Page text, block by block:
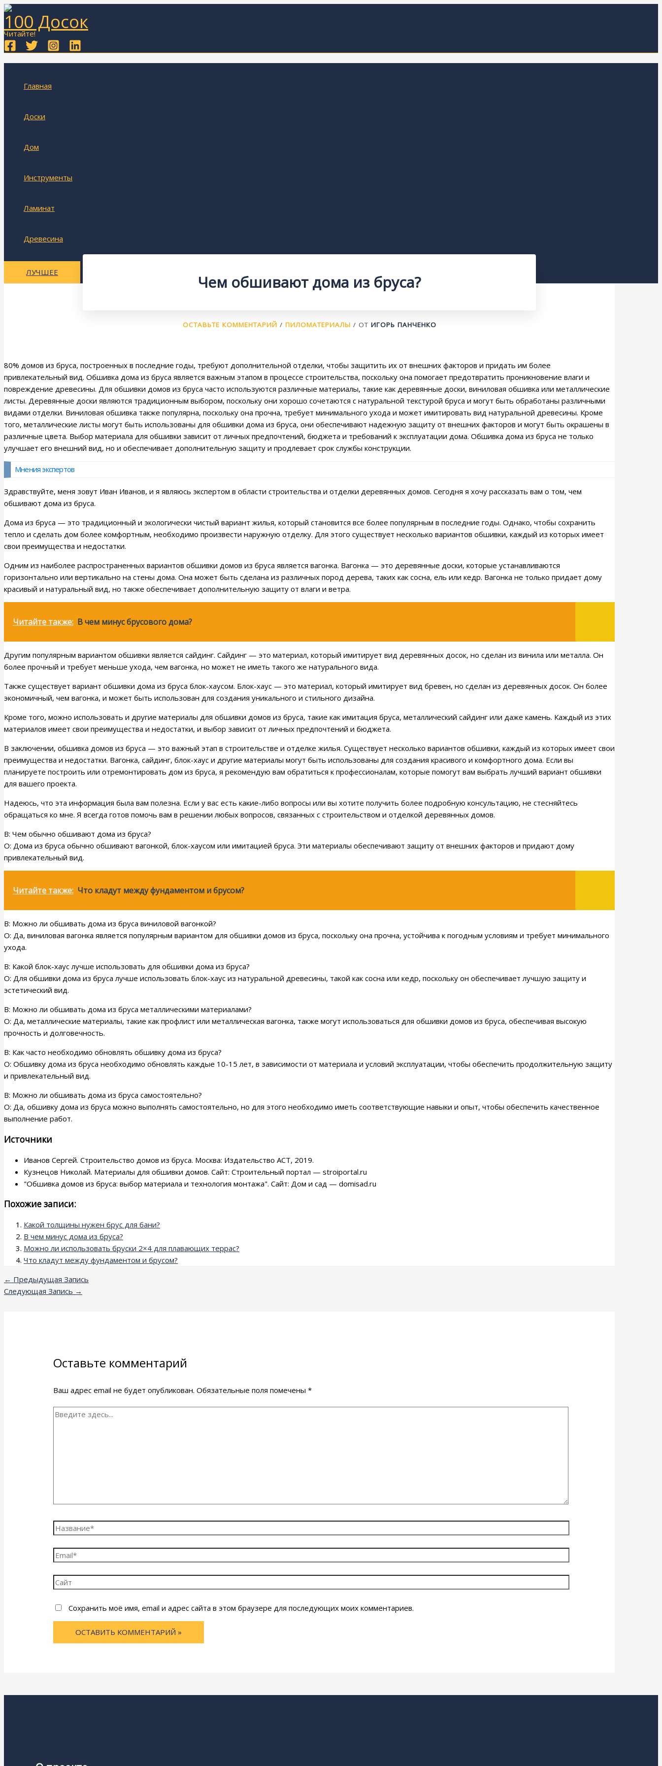
Перейти
к
содержимому
100 Досок
Читайте!
Главная
Доски
Дом
Инструменты
Ламинат
Древесина
ЛУЧШЕЕ Чем обшивают дома из бруса?
ОСТАВЬТЕ КОММЕНТАРИЙ / ПИЛОМАТЕРИАЛЫ / ОТ ИГОРЬ ПАНЧЕНКО
80% домов из бруса, построенных в последние годы, требуют дополнительной отделки, чтобы защитить их от внешних факторов и придать им более
привлекательный вид. Обшивка дома из бруса является важным этапом в процессе строительства, поскольку она помогает предотвратить проникновение влаги и
повреждение древесины. Для обшивки домов из бруса часто используются различные материалы, такие как деревянные доски, виниловая обшивка или металлические
листы. Деревянные доски являются традиционным выбором, поскольку они хорошо сочетаются с натуральной текстурой бруса и могут быть обработаны различными
видами отделки. Виниловая обшивка также популярна, поскольку она прочна, требует минимального ухода и может имитировать вид натуральной древесины. Кроме
того, металлические листы могут быть использованы для обшивки дома из бруса, они обеспечивают надежную защиту от внешних факторов и могут быть окрашены в
различные цвета. Выбор материала для обшивки зависит от личных предпочтений, бюджета и требований к эксплуатации дома. Обшивка дома из бруса не только
улучшает его внешний вид, но и обеспечивает дополнительную защиту и продлевает срок службы конструкции.
Мнения экспертов
Здравствуйте, меня зовут Иван Иванов, и я являюсь экспертом в области строительства и отделки деревянных домов. Сегодня я хочу рассказать вам о том, чем
обшивают дома из бруса.
Дома из бруса — это традиционный и экологически чистый вариант жилья, который становится все более популярным в последние годы. Однако, чтобы сохранить
тепло и сделать дом более комфортным, необходимо произвести наружную отделку. Для этого существует несколько вариантов обшивки, каждый из которых имеет
свои преимущества и недостатки.
Одним из наиболее распространенных вариантов обшивки домов из бруса является вагонка. Вагонка — это деревянные доски, которые устанавливаются
горизонтально или вертикально на стены дома. Она может быть сделана из различных пород дерева, таких как сосна, ель или кедр. Вагонка не только придает дому
красивый и натуральный вид, но также обеспечивает дополнительную защиту от влаги и ветра.
Читайте также: В чем минус брусового дома?
Другим популярным вариантом обшивки является сайдинг. Сайдинг — это материал, который имитирует вид деревянных досок, но сделан из винила или металла. Он
более прочный и требует меньше ухода, чем вагонка, но может не иметь такого же натурального вида.
Также существует вариант обшивки дома из бруса блок-хаусом. Блок-хаус — это материал, который имитирует вид бревен, но сделан из деревянных досок. Он более
экономичный, чем вагонка, и может быть использован для создания уникального и стильного дизайна.
Кроме того, можно использовать и другие материалы для обшивки домов из бруса, такие как имитация бруса, металлический сайдинг или даже камень. Каждый из этих
материалов имеет свои преимущества и недостатки, и выбор зависит от личных предпочтений и бюджета.
В заключении, обшивка домов из бруса — это важный этап в строительстве и отделке жилья. Существует несколько вариантов обшивки, каждый из которых имеет свои
преимущества и недостатки. Вагонка, сайдинг, блок-хаус и другие материалы могут быть использованы для создания красивого и комфортного дома. Если вы
планируете построить или отремонтировать дом из бруса, я рекомендую вам обратиться к профессионалам, которые помогут вам выбрать лучший вариант обшивки
для вашего проекта.
Надеюсь, что эта информация была вам полезна. Если у вас есть какие-либо вопросы или вы хотите получить более подробную консультацию, не стесняйтесь
обращаться ко мне. Я всегда готов помочь вам в решении любых вопросов, связанных с строительством и отделкой деревянных домов.
В: Чем обычно обшивают дома из бруса?
О: Дома из бруса обычно обшивают вагонкой, блок-хаусом или имитацией бруса. Эти материалы обеспечивают защиту от внешних факторов и придают дому
привлекательный вид.
Читайте также: Что кладут между фундаментом и брусом?
В: Можно ли обшивать дома из бруса виниловой вагонкой?
О: Да, виниловая вагонка является популярным вариантом для обшивки домов из бруса, поскольку она прочна, устойчива к погодным условиям и требует минимального
ухода.
В: Какой блок-хаус лучше использовать для обшивки дома из бруса?
О: Для обшивки дома из бруса лучше использовать блок-хаус из натуральной древесины, такой как сосна или кедр, поскольку он обеспечивает лучшую защиту и
эстетический вид.
В: Можно ли обшивать дома из бруса металлическими материалами?
О: Да, металлические материалы, такие как профлист или металлическая вагонка, также могут использоваться для обшивки домов из бруса, обеспечивая высокую
прочность и долговечность.
В: Как часто необходимо обновлять обшивку дома из бруса?
О: Обшивку дома из бруса необходимо обновлять каждые 10-15 лет, в зависимости от материала и условий эксплуатации, чтобы обеспечить продолжительную защиту
и привлекательный вид.
В: Можно ли обшивать дома из бруса самостоятельно?
О: Да, обшивку дома из бруса можно выполнять самостоятельно, но для этого необходимо иметь соответствующие навыки и опыт, чтобы обеспечить качественное
выполнение работ.
Источники
Иванов Сергей. Строительство домов из бруса. Москва: Издательство АСТ, 2019.
Кузнецов Николай. Материалы для обшивки домов. Сайт: Строительный портал — stroiportal.ru
"Обшивка домов из бруса: выбор материала и технология монтажа". Сайт: Дом и сад — domisad.ru
Похожие записи:
Какой толщины нужен брус для бани?
В чем минус дома из бруса?
Можно ли использовать бруски 2×4 для плавающих террас?
Что кладут между фундаментом и брусом?
← Предыдущая Запись
Следующая Запись →
Оставьте комментарий
Ваш адрес email не будет опубликован. Обязательные поля помечены*
Введите
Название*
Email*
Сайт
Сохранить моё имя, email и адрес сайта в этом браузере для последующих моих комментариев.